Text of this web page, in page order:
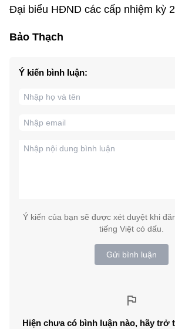
Đại biểu HĐND các cấp nhiệm kỳ
Bảo Thạch
Ý kiến bình luận:
Ý kiến của bạn sẽ được xét duyệt khi
tiếng Việt có dấu.
Gửi bình luận
Hiện chưa có bình luận nào, hãy trở